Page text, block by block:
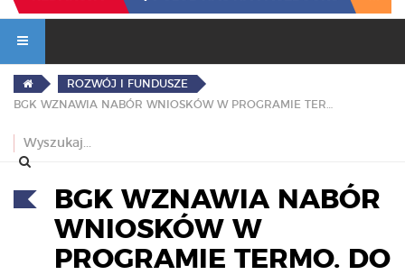
ROZWÓJ I FUNDUSZE
BGK WZNAWIA NABÓR
WNIOSKÓW W
PROGRAMIE TERMO. DO